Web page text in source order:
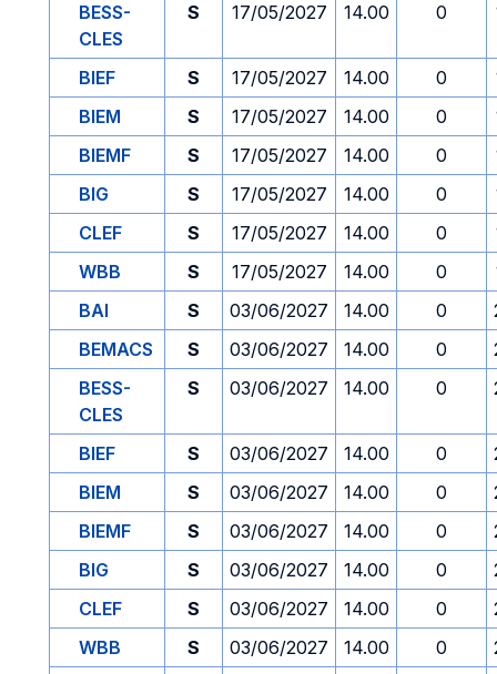
BESS-
CLES
S 17/05/2027 14.00 0
BIEF S 17/05/2027 14.00 0
BIEM
S 17/05/2027 14.00 0
BIEMF
S 17/05/2027 14.00 0
BIG
S 17/05/2027 14.00 0
CLEF
S 17/05/2027 14.00 0
WBB
S 17/05/2027 14.00 0
BAI
S 03/06/2027 14.00 0
BEMACS
S 03/06/2027 14.00 0
BESS-
CLES
S 03/06/2027 14.00 0
BIEF S 03/06/2027 14.00 0
BIEM
S 03/06/2027 14.00 0
BIEMF
S 03/06/2027 14.00 0
BIG
S 03/06/2027 14.00 0
CLEF
S 03/06/2027 14.00 0
WBB
S 03/06/2027 14.00 0